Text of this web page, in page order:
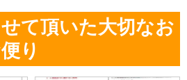
て頂いた大切なお
り